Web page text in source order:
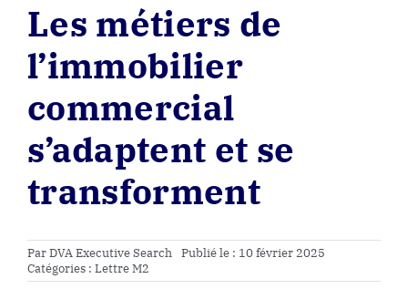
Les métiers de
l’immobilier
commercial
s’adaptent et se
transforment
ParDVA Executive Search Publié le : 10 février 2025
Catégories : Lettre M2